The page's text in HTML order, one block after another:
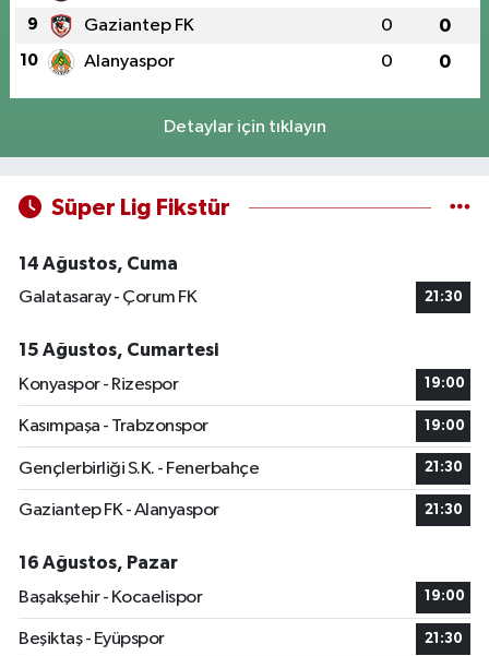
9 Gaziantep FK 0 0
10 Alanyaspor 0 0
Detaylar için tıklayın
Süper Lig Fikstür
14 Ağustos, Cuma
Galatasaray - Çorum FK
21:30
15 Ağustos, Cumartesi
Konyaspor - Rizespor
19:00
Kasımpaşa - Trabzonspor 19:00
Gençlerbirliği S.K. - Fenerbahçe 21:30
Gaziantep FK - Alanyaspor 21:30
16 Ağustos, Pazar
Başakşehir - Kocaelispor
19:00
Beşiktaş - Eyüpspor 21:30